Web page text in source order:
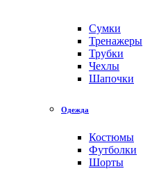
Сумки
Тренажеры
Трубки
Чехлы
Шапочки
Одежда
Костюмы
Футболки
Шорты